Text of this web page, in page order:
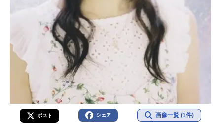
ポスト シェア 画像一覧 (1件)